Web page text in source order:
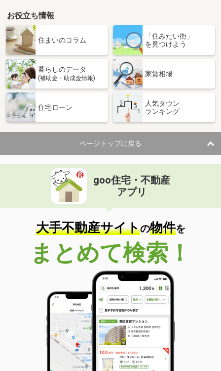
お役立ち情報
住まいのコラム
「住みたい街」
を見つけよう
暮らしのデータ
(補助金・助成金情報)
家賃相場
住宅ローン
人気タウン
ランキング
ページトップに戻る
goo住宅・不動産
アプリ
大手不動産サイトの物件を
まとめて検索！